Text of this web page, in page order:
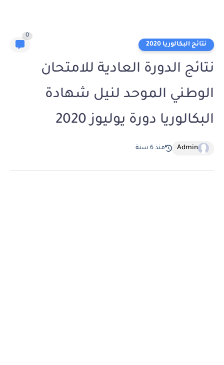
نتائج البكالوريا 2020
0
نتائج الدورة العادية للامتحان
الوطني الموحد لنيل شهادة
البكالوريا دورة يوليوز 2020
Admin منذ 6 سنة